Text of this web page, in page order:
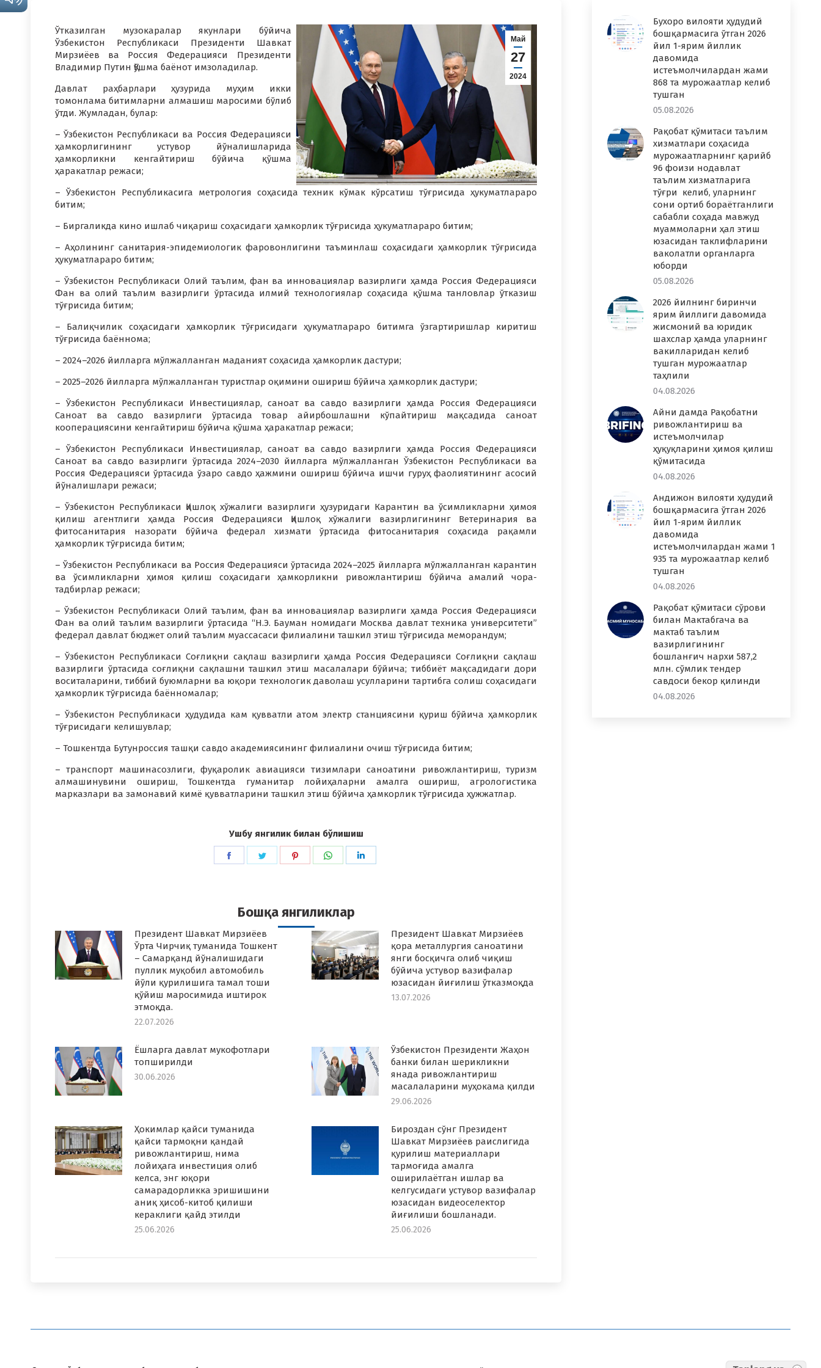
Май
27
2024
Ўтказилган музокаралар якунлари бўйича
Ўзбекистон Республикаси Президенти Шавкат
Мирзиёев ва Россия Федерацияси Президенти
Владимир Путин Қўшма баёнот имзоладилар.
Давлат раҳбарлари ҳузурида муҳим икки
томонлама битимларни алмашиш маросими бўлиб
ўтди. Жумладан, булар:
– Ўзбекистон Республикаси ва Россия Федерацияси
ҳамкорлигининг устувор йўналишларида
ҳамкорликни кенгайтириш бўйича қўшма
ҳаракатлар режаси;
– Ўзбекистон Республикасига метрология соҳасида техник кўмак кўрсатиш тўғрисида ҳукуматлараро
битим;
– Биргаликда кино ишлаб чиқариш соҳасидаги ҳамкорлик тўғрисида ҳукуматлараро битим;
– Аҳолининг санитария-эпидемиологик фаровонлигини таъминлаш соҳасидаги ҳамкорлик тўғрисида
ҳукуматлараро битим;
– Ўзбекистон Республикаси Олий таълим, фан ва инновациялар вазирлиги ҳамда Россия Федерацияси
Фан ва олий таълим вазирлиги ўртасида илмий технологиялар соҳасида қўшма танловлар ўтказиш
тўғрисида битим;
– Балиқчилик соҳасидаги ҳамкорлик тўғрисидаги ҳукуматлараро битимга ўзгартиришлар киритиш
тўғрисида баённома;
– 2024–2026 йилларга мўлжалланган маданият соҳасида ҳамкорлик дастури;
– 2025–2026 йилларга мўлжалланган туристлар оқимини ошириш бўйича ҳамкорлик дастури;
– Ўзбекистон Республикаси Инвестициялар, саноат ва савдо вазирлиги ҳамда Россия Федерацияси
Саноат ва савдо вазирлиги ўртасида товар айирбошлашни кўпайтириш мақсадида саноат
кооперациясини кенгайтириш бўйича қўшма ҳаракатлар режаси;
– Ўзбекистон Республикаси Инвестициялар, саноат ва савдо вазирлиги ҳамда Россия Федерацияси
Саноат ва савдо вазирлиги ўртасида 2024–2030 йилларга мўлжалланган Ўзбекистон Республикаси ва
Россия Федерацияси ўртасида ўзаро савдо ҳажмини ошириш бўйича ишчи гуруҳ фаолиятининг асосий
йўналишлари режаси;
– Ўзбекистон Республикаси Қишлоқ хўжалиги вазирлиги ҳузуридаги Карантин ва ўсимликларни ҳимоя
қилиш агентлиги ҳамда Россия Федерацияси Қишлоқ хўжалиги вазирлигининг Ветеринария ва
фитосанитария назорати бўйича федерал хизмати ўртасида фитосанитария соҳасида рақамли
ҳамкорлик тўғрисида битим;
– Ўзбекистон Республикаси ва Россия Федерацияси ўртасида 2024–2025 йилларга мўлжалланган карантин
ва ўсимликларни ҳимоя қилиш соҳасидаги ҳамкорликни ривожлантириш бўйича амалий чора-
тадбирлар режаси;
– Ўзбекистон Республикаси Олий таълим, фан ва инновациялар вазирлиги ҳамда Россия Федерацияси
Фан ва олий таълим вазирлиги ўртасида “Н.Э. Бауман номидаги Москва давлат техника университети”
федерал давлат бюджет олий таълим муассасаси филиалини ташкил этиш тўғрисида меморандум;
– Ўзбекистон Республикаси Соғлиқни сақлаш вазирлиги ҳамда Россия Федерацияси Соғлиқни сақлаш
вазирлиги ўртасида соғлиқни сақлашни ташкил этиш масалалари бўйича; тиббиёт мақсадидаги дори
воситаларини, тиббий буюмларни ва юқори технологик даволаш усулларини тартибга солиш соҳасидаги
ҳамкорлик тўғрисида баённомалар;
– Ўзбекистон Республикаси ҳудудида кам қувватли атом электр станциясини қуриш бўйича ҳамкорлик
тўғрисидаги келишувлар;
– Тошкентда Бутунроссия ташқи савдо академиясининг филиалини очиш тўғрисида битим;
– транспорт машинасозлиги, фуқаролик авиацияси тизимлари саноатини ривожлантириш, туризм
алмашинувини ошириш, Тошкентда гуманитар лойиҳаларни амалга ошириш, агрологистика
марказлари ва замонавий кимё қувватларини ташкил этиш бўйича ҳамкорлик тўғрисида ҳужжатлар.
Ушбу янгилик билан бўлишиш
Share
Share
Share
Share
Бошқа янгиликлар
Президент Шавкат Мирзиёев
Ўрта Чирчиқ туманида Тошкент
– Самарқанд йўналишидаги
пуллик муқобил автомобиль
йўли қурилишига тамал тоши
қўйиш маросимида иштирок
этмоқда.
22.07.2026
Президент Шавкат Мирзиёев
қора металлургия саноатини
янги босқичга олиб чиқиш
бўйича устувор вазифалар
юзасидан йиғилиш ўтказмоқда
13.07.2026
Ёшларга давлат мукофотлари
топширилди
30.06.2026
Ўзбекистон Президенти Жаҳон
банки билан шерикликни
янада ривожлантириш
масалаларини муҳокама қилди
29.06.2026
Ҳокимлар қайси туманида
қайси тармоқни қандай
ривожлантириш, нима
лойиҳага инвестиция олиб
келса, энг юқори
самарадорликка эришишини
аниқ ҳисоб-китоб қилиши
кераклиги қайд этилди
25.06.2026
Бироздан сўнг Президент
Шавкат Мирзиёев раислигида
қурилиш материаллари
тармоғида амалга
оширилаётган ишлар ва
келгусидаги устувор вазифалар
юзасидан видеоселектор
йиғилиши бошланади.
25.06.2026
Бухоро вилояти ҳудудий
бошқармасига ўтган 2026
йил 1-ярим йиллик
давомида
истеъмолчилардан жами
868 та мурожаатлар келиб
тушган
05.08.2026
Рақобат қўмитаси таълим
хизматлари соҳасида
мурожаатларнинг қарийб
96 фоизи нодавлат
таълим хизматларига
тўғри келиб, уларнинг
сони ортиб бораётганлиги
сабабли соҳада мавжуд
муаммоларни ҳал этиш
юзасидан таклифларини
ваколатли органларга
юборди
05.08.2026
2026 йилнинг биринчи
ярим йиллиги давомида
жисмоний ва юридик
шахслар ҳамда уларнинг
вакилларидан келиб
тушган мурожаатлар
таҳлили
04.08.2026
Айни дамда Рақобатни
ривожлантириш ва
истеъмолчилар
ҳуқуқларини ҳимоя қилиш
қўмитасида
04.08.2026
Андижон вилояти ҳудудий
бошқармасига ўтган 2026
йил 1-ярим йиллик
давомида
истеъмолчилардан жами 1
935 та мурожаатлар келиб
тушган
04.08.2026
Рақобат қўмитаси сўрови
билан Мактабгача ва
мактаб таълим
вазирлигининг
бошланғич нархи 587,2
млн. сўмлик тендер
савдоси бекор қилинди
04.08.2026